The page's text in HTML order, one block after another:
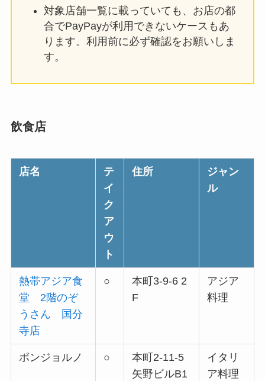
対象店舗一覧に載っていても、お店の都
合でPayPayが利用できないケースもあ
ります。利用前に必ず確認をお願いしま
す。
飲食店
店名
テ
イ
ク
ア
ウ
ト
住所
ジャン
ル
熱帯アジア食
堂 2階のぞ
うさん 国分
寺店
○
本町3-9-6 2
F
アジア
料理
ボンジョルノ ○
本町2-11-5
矢野ビルB1
イタリ
ア料理